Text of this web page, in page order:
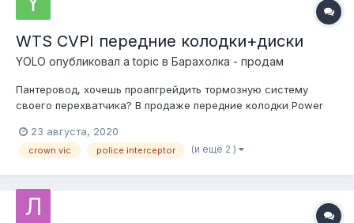
WTS CVPI передние колодки+диски
YOLO опубликовал a topic в Барахолка - продам
Пантеровод, хочешь проапгрейдить тормозную систему
своего перехватчика? В продаже передние колодки Power
диски Raybestos R-line 66276R. Все в России и ждет
покупателя за скромные 13 000 рублей. Это не только
23 августа, 2020
crown vic police interceptor (и ещё 2 )